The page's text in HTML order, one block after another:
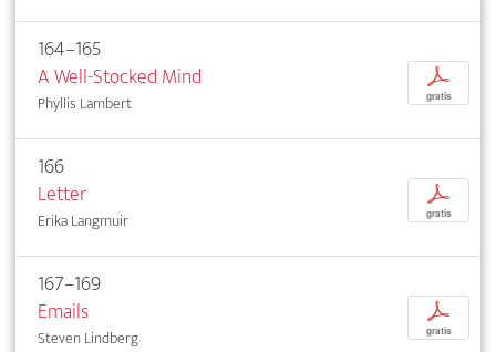
164–165
A Well-Stocked Mind
Phyllis Lambert
p
gratis
166
Letter
Erika Langmuir
p
gratis
167–169
Emails
Steven Lindberg
p
gratis